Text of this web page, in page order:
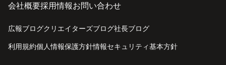
会社概要採用情報お問い合わせ
広報ブログクリエイターズブログ社長ブログ
利用規約個人情報保護方針情報セキュリティ基本方針